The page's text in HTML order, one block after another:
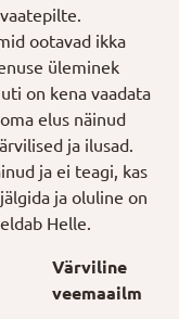
ootavad ikka
üleminek
on kena vaadata
elus näinud
ja ilusad.
ja ei teagi, kas
ja oluline on
Helle.
Värviline
veemaailm